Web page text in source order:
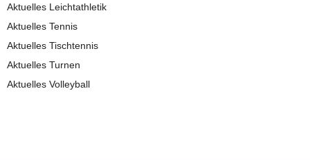
Aktuelles Leichtathletik
Aktuelles Tennis
Aktuelles Tischtennis
Aktuelles Turnen
Aktuelles Volleyball